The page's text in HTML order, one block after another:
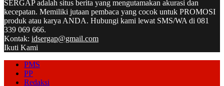
SERGAP adalah situs berita yang mengutamakan akurasi dan
kecepatan. Memiliki jutaan pembaca yang cocok untuk PROMOSI
produk atau karya ANDA. Hubungi kami lewat SMS/WA di 081
339 069 666.
Kontak: idsergap@gmail.com
Ikuti Kami
PMS
PP
Redaksi